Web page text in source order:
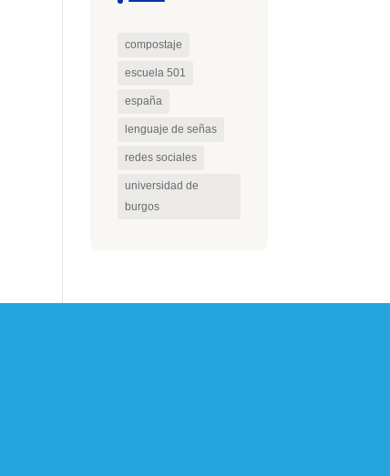
compostaje
escuela 501
españa
lenguaje de señas
redes sociales
universidad de
burgos